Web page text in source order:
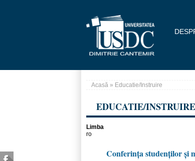
Acasă » Educatie/Instruire
EDUCATIE/INSTRUIRE
Limba
ro
Conferința studenților și